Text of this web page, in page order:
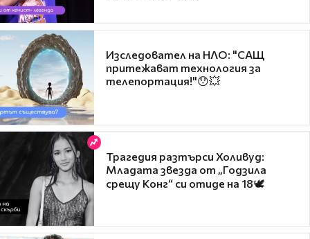
Изследовател на НЛО: "САЩ
притежават технология за
телепортация!"😯💥
Трагедия разтърси Холивуд:
Младата звезда от „Годзила
срещу Конг“ си отиде на 18🕊️